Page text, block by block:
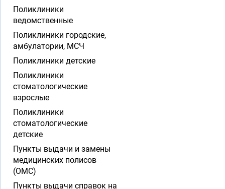
Поликлиники
ведомственные
Поликлиники городские,
амбулатории, МСЧ
Поликлиники детские
Поликлиники
стоматологические
взрослые
Поликлиники
стоматологические
детские
Пункты выдачи и замены
медицинских полисов
(ОМС)
Пункты выдачи справок на